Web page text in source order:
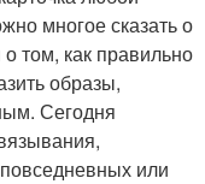
многое сказать о
том, как правильно
образы,
Сегодня
или